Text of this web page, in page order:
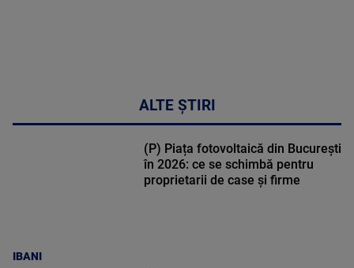
ALTE ȘTIRI
IBANI
(P) Piața fotovoltaică din București
în 2026: ce se schimbă pentru
proprietarii de case și firme